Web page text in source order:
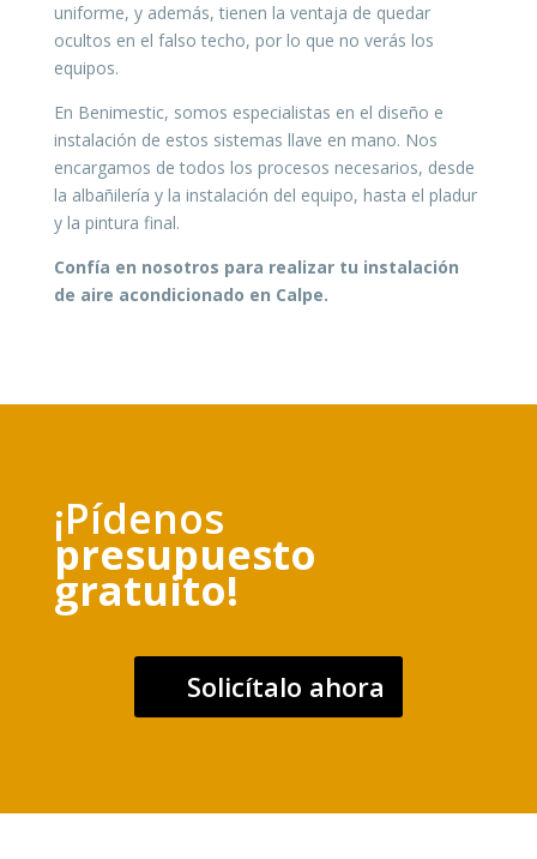
uniforme, y además, tienen la ventaja de quedar
ocultos en el falso techo, por lo que no verás los
equipos.
En Benimestic, somos especialistas en el diseño e
instalación de estos sistemas llave en mano. Nos
encargamos de todos los procesos necesarios, desde
la albañilería y la instalación del equipo, hasta el pladur
y la pintura final.
Confía en nosotros para realizar tu instalación
de aire acondicionado en Calpe.
¡Pídenos
presupuesto
gratuito!
Solicítalo ahora